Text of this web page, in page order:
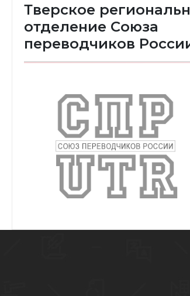
Тверское
отделение Союза
переводчиков